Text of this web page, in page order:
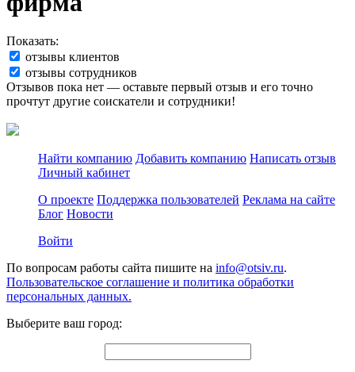
Показать:
отзывы клиентов
отзывы сотрудников
Отзывов пока нет — оставьте первый отзыв и его точно
прочтут другие соискатели и сотрудники!
Найти компанию Добавить компанию Написать отзыв
Личный кабинет
О проекте Поддержка пользователей Реклама на сайте
Блог Новости
Войти
По вопросам работы сайта пишите на info@otsiv.ru.
Пользовательское соглашение и политика обработки
персональных данных.
Выберите ваш город: